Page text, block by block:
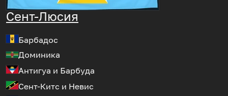
Сент-Люсия
Барбадос
Доминика
Антигуа и Барбуда
Сент-Китс и Невис